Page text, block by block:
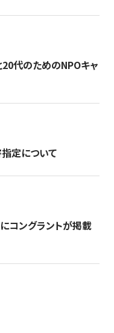
20代のためのNPOキャ
定について
コングラントが掲載